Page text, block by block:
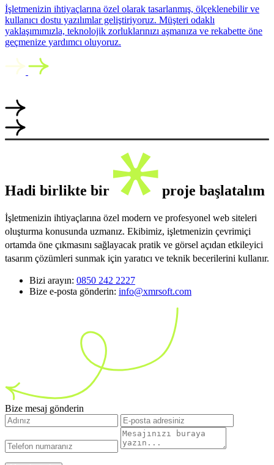
İşletmenizin ihtiyaçlarına özel olarak tasarlanmış, ölçeklenebilir ve
kullanıcı dostu yazılımlar geliştiriyoruz. Müşteri odaklı
yaklaşımımızla, teknolojik zorluklarınızı aşmanıza ve rekabette öne
geçmenize yardımcı oluyoruz.
Hadi birlikte bir proje başlatalım
İşletmenizin ihtiyaçlarına özel modern ve profesyonel web siteleri
oluşturma konusunda uzmanız. Ekibimiz, işletmenizin çevrimiçi
ortamda öne çıkmasını sağlayacak pratik ve görsel açıdan etkileyici
tasarım çözümleri sunmak için yaratıcı ve teknik becerilerini kullanır.
Bizi arayın: 0850 242 2227
Bize e-posta gönderin: info@xmrsoft.com
Bize mesaj gönderin